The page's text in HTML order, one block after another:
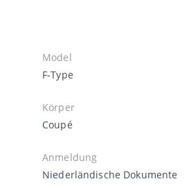
Model
F-Type
Körper
Coupé
Anmeldung
Niederländische Dokumente